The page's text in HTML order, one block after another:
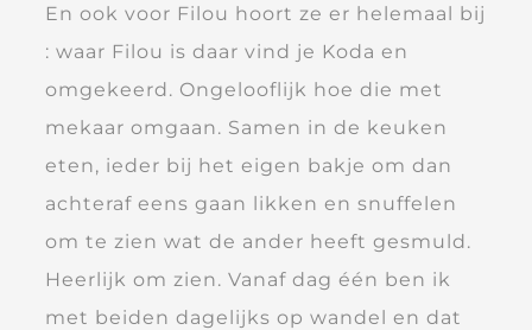
En ook voor Filou hoort ze er helemaal bij
: waar Filou is daar vind je Koda en
omgekeerd. Ongelooflijk hoe die met
mekaar omgaan. Samen in de keuken
eten, ieder bij het eigen bakje om dan
achteraf eens gaan likken en snuffelen
om te zien wat de ander heeft gesmuld.
Heerlijk om zien. Vanaf dag één ben ik
met beiden dagelijks op wandel en dat